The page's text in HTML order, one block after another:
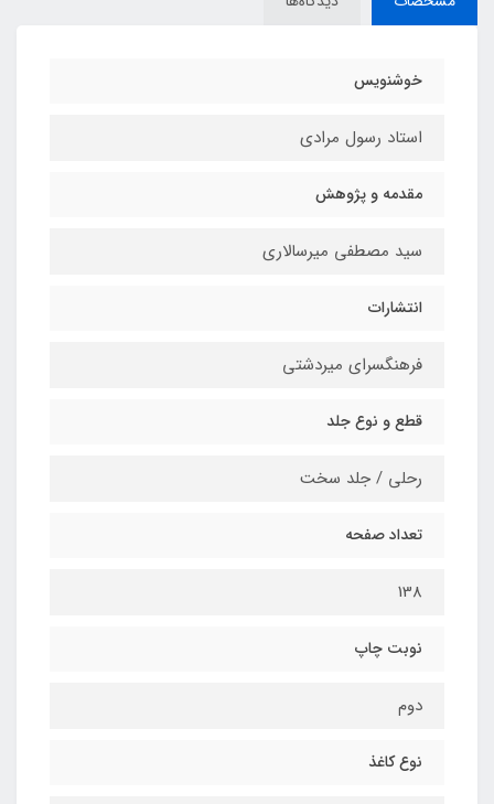
خوشنویس
استاد رسول مرادی
مقدمه و پژوهش
سید مصطفی میرسالاری
انتشارات
فرهنگسرای میردشتی
قطع و نوع جلد
رحلی / جلد سخت
تعداد صفحه
138
نوبت چاپ
دوم
نوع کاغذ